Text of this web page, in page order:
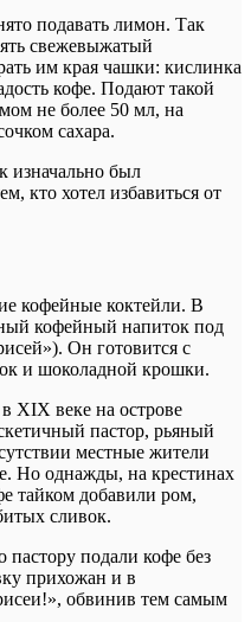
подавать лимон. Так
свежевыжатый
им края чашки: кислинка
кофе. Подают такой
не более 50 мл, на
сахара.
изначально был
кто хотел избавиться от
кофейные коктейли. В
кофейный напиток под
Он готовится с
и шоколадной крошки.
XIX веке на острове
пастор, рьяный
местные жители
Но однажды, на крестинах
тайком добавили ром,
сливок.
пастору подали кофе без
прихожан и в
обвинив тем самым